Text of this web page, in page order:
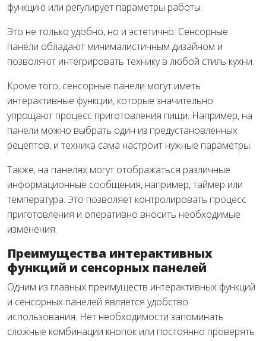
функцию или регулирует параметры работы.
Это не только удобно, но и эстетично. Сенсорные
панели обладают минималистичным дизайном и
позволяют интегрировать технику в любой стиль кухни.
Кроме того, сенсорные панели могут иметь
интерактивные функции, которые значительно
упрощают процесс приготовления пищи. Например, на
панели можно выбрать один из предустановленных
рецептов, и техника сама настроит нужные параметры.
Также, на панелях могут отображаться различные
информационные сообщения, например, таймер или
температура. Это позволяет контролировать процесс
приготовления и оперативно вносить необходимые
изменения.
Преимущества интерактивных
функций и сенсорных панелей
Одним из главных преимуществ интерактивных функций
и сенсорных панелей является удобство
использования. Нет необходимости запоминать
сложные комбинации кнопок или постоянно проверять